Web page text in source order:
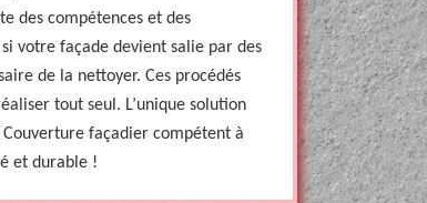
des compétences et des
votre façade devient salie par des
de la nettoyer. Ces procédés
tout seul. L’unique solution
façadier compétent à
et durable !